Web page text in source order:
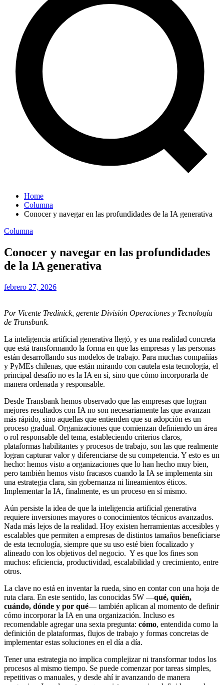
Home
Columna
Conocer y navegar en las profundidades de la IA generativa
Columna
Conocer y navegar en las profundidades
de la IA generativa
febrero 27, 2026
Por Vicente Tredinick, gerente División Operaciones y Tecnología
de Transbank.
La inteligencia artificial generativa llegó, y es una realidad concreta
que está transformando la forma en que las empresas y las personas
están desarrollando sus modelos de trabajo. Para muchas compañías
y PyMEs chilenas, que están mirando con cautela esta tecnología, el
principal desafío no es la IA en sí, sino que cómo incorporarla de
manera ordenada y responsable.
Desde Transbank hemos observado que las empresas que logran
mejores resultados con IA no son necesariamente las que avanzan
más rápido, sino aquellas que entienden que su adopción es un
proceso gradual. Organizaciones que comienzan definiendo un área
o rol responsable del tema, estableciendo criterios claros,
plataformas habilitantes y procesos de trabajo, son las que realmente
logran capturar valor y diferenciarse de su competencia. Y esto es un
hecho: hemos visto a organizaciones que lo han hecho muy bien,
pero también hemos visto fracasos cuando la IA se implementa sin
una estrategia clara, sin gobernanza ni lineamientos éticos.
Implementar la IA, finalmente, es un proceso en sí mismo.
Aún persiste la idea de que la inteligencia artificial generativa
requiere inversiones mayores o conocimientos técnicos avanzados.
Nada más lejos de la realidad. Hoy existen herramientas accesibles y
escalables que permiten a empresas de distintos tamaños beneficiarse
de esta tecnología, siempre que su uso esté bien focalizado y
alineado con los objetivos del negocio. Y es que los fines son
muchos: eficiencia, productividad, escalabilidad y crecimiento, entre
otros.
La clave no está en inventar la rueda, sino en contar con una hoja de
ruta clara. En este sentido, las conocidas 5W —qué, quién,
cuándo, dónde y por qué— también aplican al momento de definir
cómo incorporar la IA en una organización. Incluso es
recomendable agregar una sexta pregunta: cómo, entendida como la
definición de plataformas, flujos de trabajo y formas concretas de
implementar estas soluciones en el día a día.
Tener una estrategia no implica complejizar ni transformar todos los
procesos al mismo tiempo. Se puede comenzar por tareas simples,
repetitivas o manuales, y desde ahí ir avanzando de manera